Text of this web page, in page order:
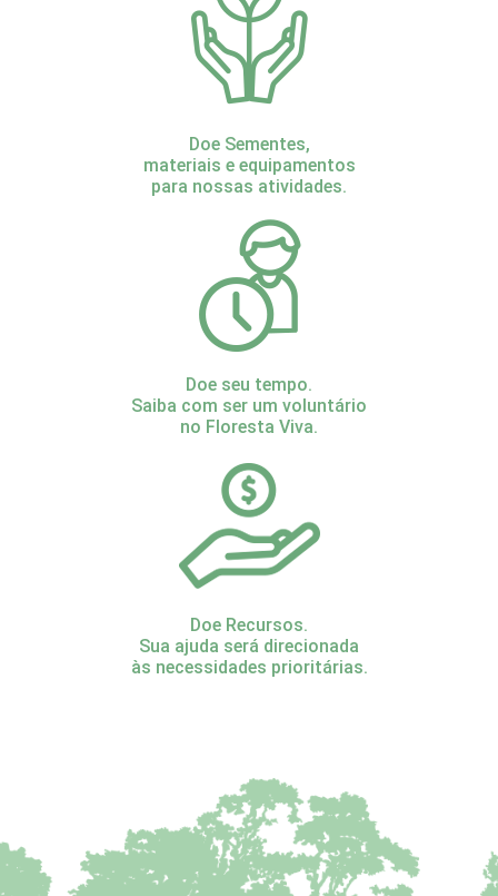
Doe Sementes,
materiais e equipamentos
para nossas atividades.
Doe seu tempo.
Saiba com ser um voluntário
no Floresta Viva.
Doe Recursos.
Sua ajuda será direcionada
às necessidades prioritárias.